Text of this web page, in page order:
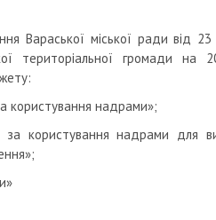
Вараської міської ради від
територіальної громади на
користування надрами»;
користування надрами для